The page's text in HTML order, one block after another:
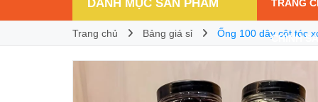
DANH MỤC SẢN PHẨM TRANG
CHÍNH
Trang chủ Bảng giá sỉ Ống 100 dây cột tóc